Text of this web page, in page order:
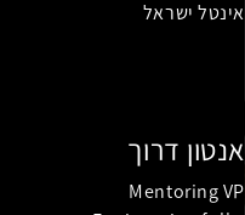
אינטל ישראל
אנטון דרוך
Mentoring VP